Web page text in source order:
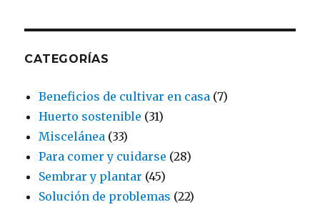
CATEGORÍAS
Beneficios de cultivar en casa (7)
Huerto sostenible (31)
Miscelánea (33)
Para comer y cuidarse (28)
Sembrar y plantar (45)
Solución de problemas (22)